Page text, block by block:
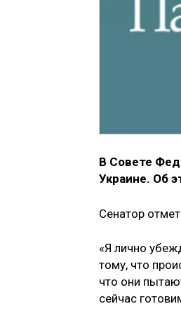
В Совете
Украине. Об
Сенатор
«Я лично
тому, что
что они
сейчас